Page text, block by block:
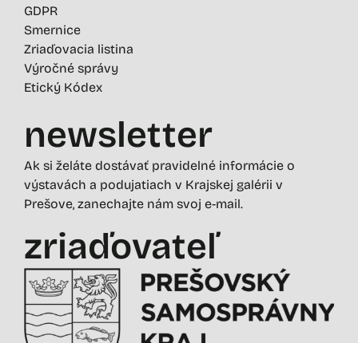
GDPR
Smernice
Zriaďovacia listina
Výročné správy
Etický Kódex
newsletter
Ak si želáte dostávať pravidelné informácie o
výstavách a podujatiach v Krajskej galérii v
Prešove, zanechajte nám svoj e-mail.
zriaďovateľ